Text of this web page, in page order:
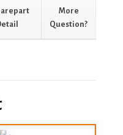
More
Question?